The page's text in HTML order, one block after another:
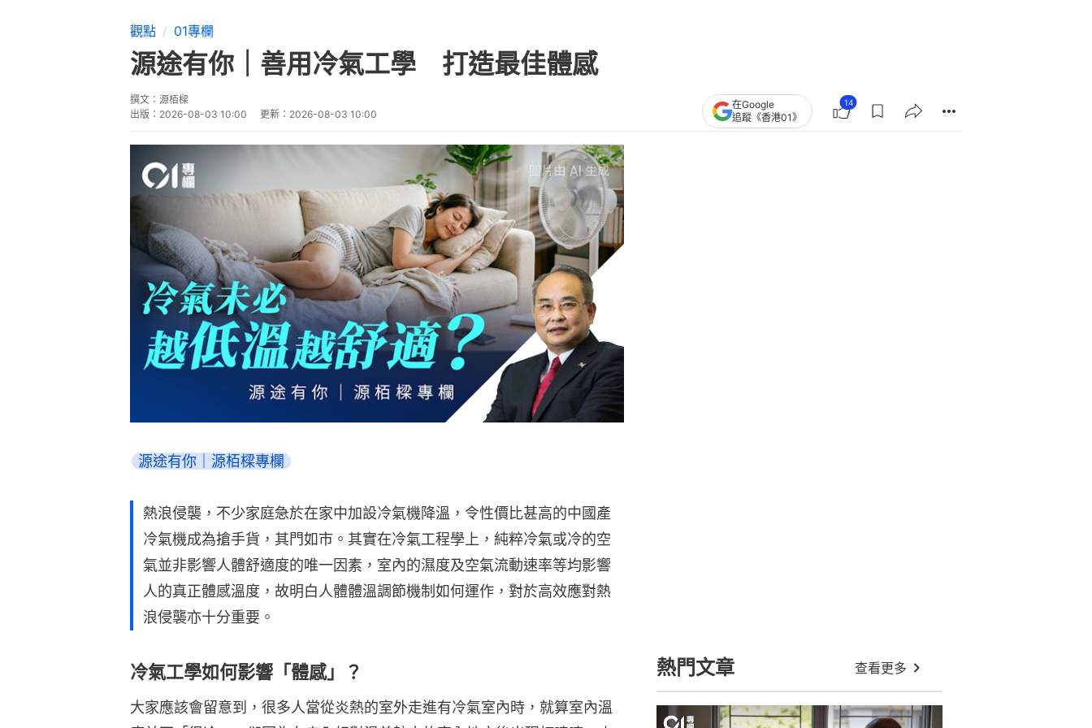
觀點 01專欄
源途有你｜善用冷氣工學 打造最佳體感
撰文： 源栢樑
出版： 2026-08-03 10:00 更新： 2026-08-03 10:00
在Google
追蹤《香港01》
14
源途有你｜源栢樑專欄
熱浪侵襲，不少家庭急於在家中加設冷氣機降溫，令性價比甚高的中國產
冷氣機成為搶手貨，其門如市。其實在冷氣工程學上，純粹冷氣或冷的空
氣並非影響人體舒適度的唯一因素，室內的濕度及空氣流動速率等均影響
人的真正體感溫度，故明白人體體溫調節機制如何運作，對於高效應對熱
浪侵襲亦十分重要。
冷氣工學如何影響「體感」？
大家應該會留意到，很多人當從炎熱的室外走進有冷氣室內時，就算室內溫
熱門文章 查看更多